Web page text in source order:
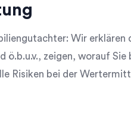
Wir erklären
ö.b.u.v., zeigen, worauf
Risiken bei der